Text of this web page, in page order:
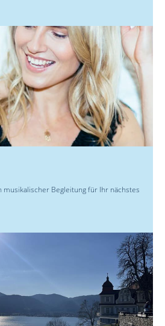
musikalischer Begleitung für Ihr nächstes